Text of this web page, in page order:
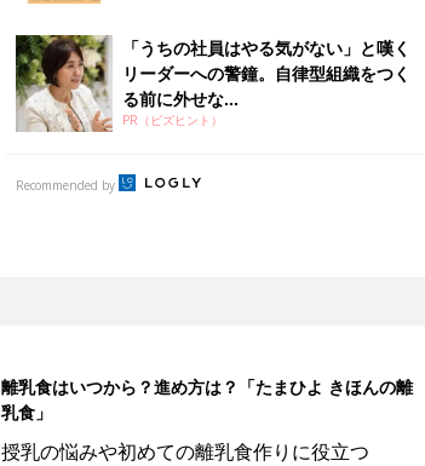
「うちの社員はやる気がない」と嘆く
リーダーへの警鐘。自律型組織をつく
る前に外せな...
PR（ビズヒント）
Recommended by
離乳食はいつから？進め方は？「たまひよ きほんの離
乳食」
授乳の悩みや初めての離乳食作りに役立つ